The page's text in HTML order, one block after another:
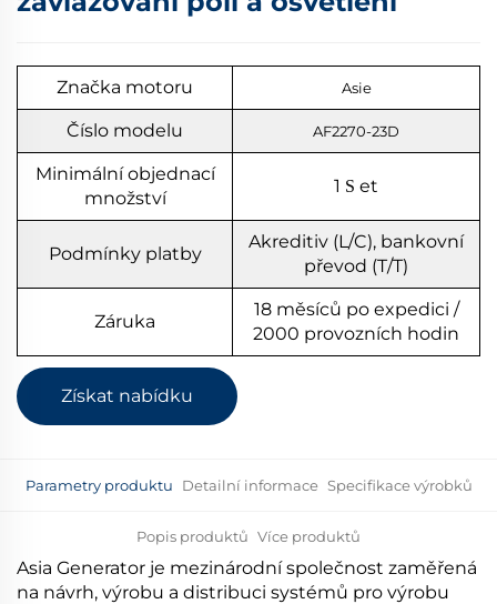
Značka motoru Asie
Číslo modelu AF2270-23D
Minimální objednací
množství
1 S et
Podmínky platby
Akreditiv (L/C), bankovní
převod (T/T)
Záruka
18 měsíců po expedici /
2000 provozních hodin
Získat nabídku
Parametry produktu Detailní informace Specifikace výrobků
Popis produktů Více produktů
Asia Generator je mezinárodní společnost zaměřená
na návrh, výrobu a distribuci systémů pro výrobu